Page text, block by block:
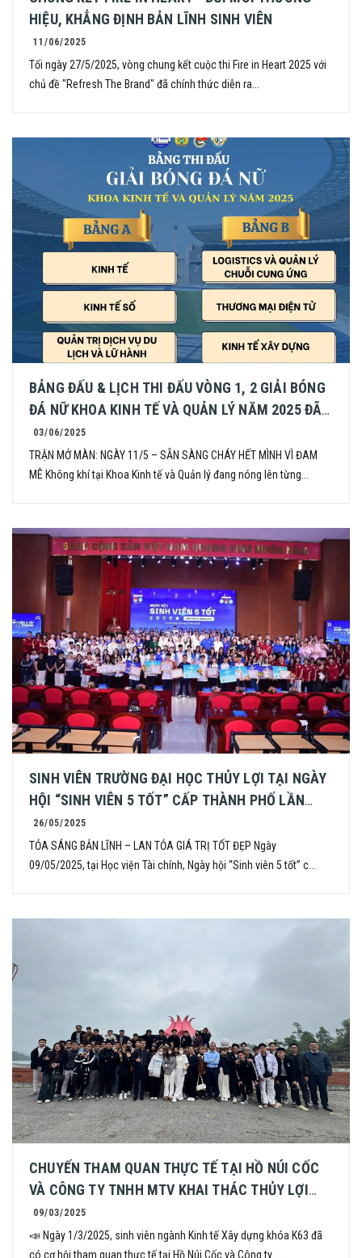
HIỆU, KHẲNG ĐỊNH BẢN LĨNH SINH VIÊN
11/06/2025
Tối ngày 27/5/2025, vòng chung kết cuộc thi Fire in Heart 2025 với
chủ đề "Refresh The Brand" đã chính thức diễn ra...
BẢNG ĐẤU & LỊCH THI ĐẤU VÒNG 1, 2 GIẢI BÓNG
ĐÁ NỮ KHOA KINH TẾ VÀ QUẢN LÝ NĂM 2025 ĐÃ
CHÍNH THỨC LỘ DIỆN!
03/06/2025
TRẬN MỞ MÀN: NGÀY 11/5 – SẴN SÀNG CHÁY HẾT MÌNH VÌ ĐAM
MÊ Không khí tại Khoa Kinh tế và Quản lý đang nóng lên từng...
SINH VIÊN TRƯỜNG ĐẠI HỌC THỦY LỢI TẠI NGÀY
HỘI “SINH VIÊN 5 TỐT” CẤP THÀNH PHỐ LẦN
THỨ VI – NĂM 2025]
26/05/2025
TỎA SÁNG BẢN LĨNH – LAN TỎA GIÁ TRỊ TỐT ĐẸP Ngày
09/05/2025, tại Học viện Tài chính, Ngày hội “Sinh viên 5 tốt” c...
CHUYẾN THAM QUAN THỰC TẾ TẠI HỒ NÚI CỐC
VÀ CÔNG TY TNHH MTV KHAI THÁC THỦY LỢI
THÁI NGUYÊN – TRẢI NGHIỆM THỰC TẾ BỔ ÍCH
CỦA SINH VIÊN NGÀNH KINH TẾ XÂY DỰNG K63
09/03/2025
📣 Ngày 1/3/2025, sinh viên ngành Kinh tế Xây dựng khóa K63 đã
có cơ hội tham quan thực tế tại Hồ Núi Cốc và Công ty ...